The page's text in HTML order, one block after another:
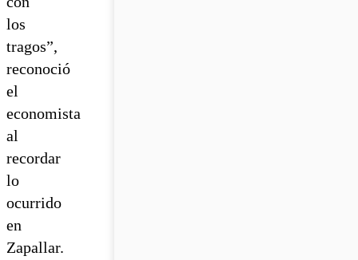
los
tragos”,
reconoció
el
economista
al
recordar
lo
ocurrido
en
Zapallar.